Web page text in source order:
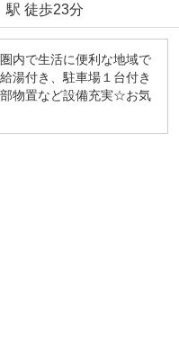
駅 徒歩23分
内で生活に便利な地域で
湯付き、駐車場１台付き
物置など設備充実☆お気